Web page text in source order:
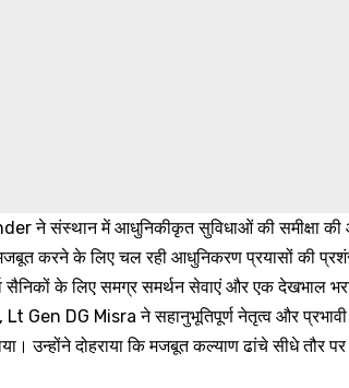
ने संस्थान में आधुनिकीकृत सुविधाओं की समीक्षा की
करने के लिए चल रही आधुनिकरण प्रयासों की
सैनिकों के लिए समग्र समर्थन सेवाएं और एक देखभाल
Gen DG Misra ने सहानुभूतिपूर्ण नेतृत्व और
उन्होंने दोहराया कि मजबूत कल्याण ढांचे सीधे तौर